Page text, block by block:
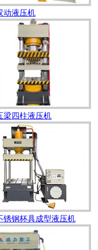
动液压机
梁四柱液压机
锈钢杯具成型液压机